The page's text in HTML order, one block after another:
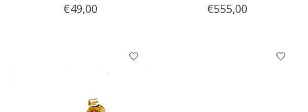
€49,00
€555,00